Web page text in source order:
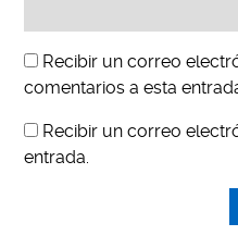
Recibir un correo
comentarios a esta
Recibir un correo
entrada.